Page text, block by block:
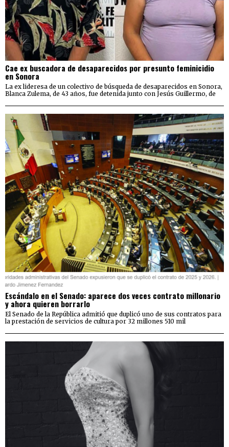
Cae ex buscadora de desaparecidos por presunto feminicidio
en Sonora
La ex lideresa de un colectivo de búsqueda de desaparecidos en Sonora,
Blanca Zulema, de 43 años, fue detenida junto con Jesús Guillermo, de
Escándalo en el Senado: aparece dos veces contrato millonario
y ahora quieren borrarlo
El Senado de la República admitió que duplicó uno de sus contratos para
la prestación de servicios de cultura por 32 millones 510 mil